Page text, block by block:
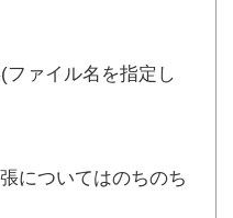
ァイル名を指定し
についてはのちのち